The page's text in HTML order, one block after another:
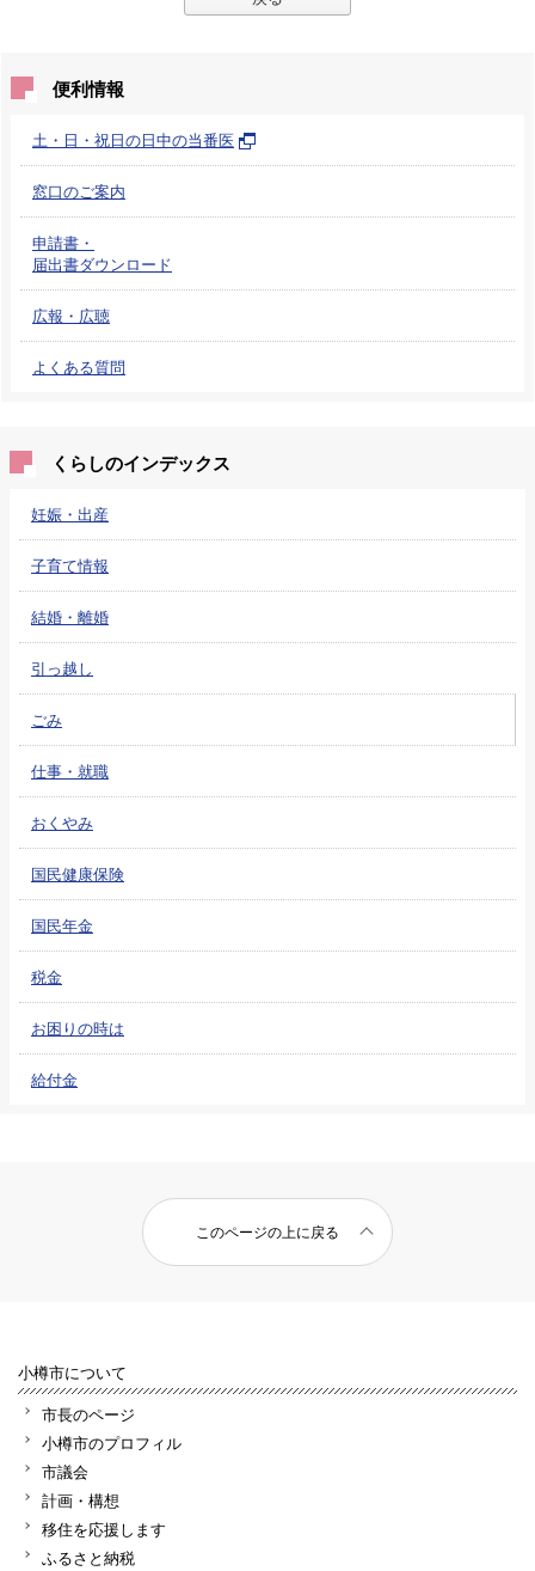
便利情報
土・日・祝日の日中の当番医
窓口のご案内
申請書・
届出書ダウンロード
広報・広聴
よくある質問
くらしのインデックス
妊娠・出産
子育て情報
結婚・離婚
引っ越し
ごみ
仕事・就職
おくやみ
国民健康保険
国民年金
税金
お困りの時は
給付金
このページの上に戻る
小樽市について
市長のページ
小樽市のプロフィル
市議会
計画・構想
移住を応援します
ふるさと納税